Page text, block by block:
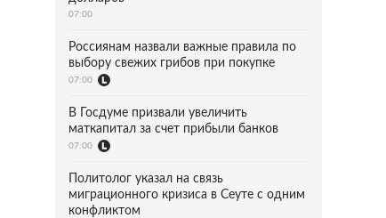
07:00
Россиянам назвали важные правила по
выбору свежих грибов при покупке
07:00
В Госдуме призвали увеличить
маткапитал за счет прибыли банков
07:00
Политолог указал на связь
миграционного кризиса в Сеуте с одним
конфликтом